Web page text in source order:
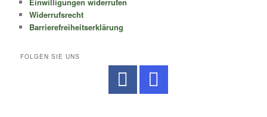
Widerrufsrecht
Barrierefreiheitserklärung
FOLGEN SIE UNS